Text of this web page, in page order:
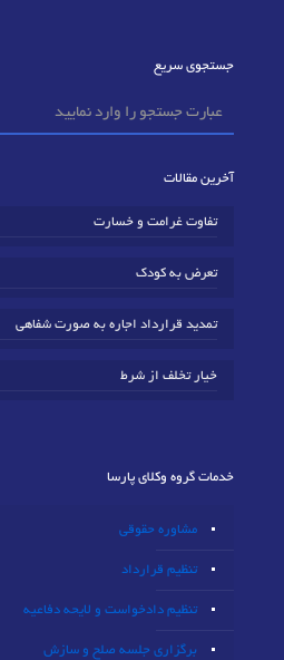
جستجوی سریع
آخرین مقالات
تفاوت غرامت و خسارت
تعرض به کودک
تمدید قرارداد اجاره به صورت شفاهی
خیار تخلف از شرط
خدمات گروه وکلای پارسا
مشاوره حقوقی
تنظیم قرارداد
تنظیم دادخواست و لایحه دفاعیه
برگزاری جلسه صلح و سازش